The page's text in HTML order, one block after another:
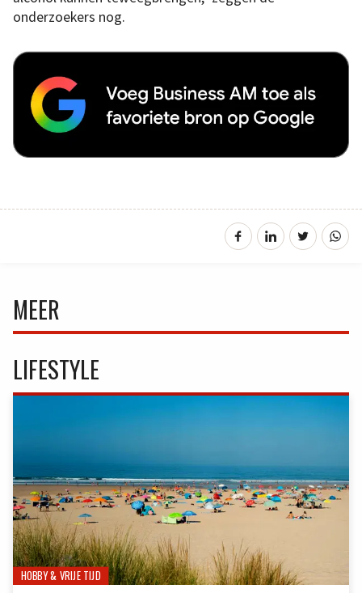
onderzoekers nog.
MEER
LIFESTYLE
HOBBY & VRIJE TIJD